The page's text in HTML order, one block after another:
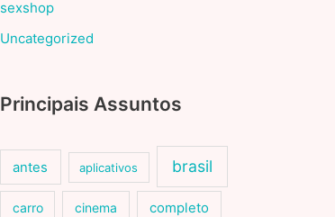
sexshop
Uncategorized
Principais Assuntos
antes aplicativos brasil
carro cinema completo